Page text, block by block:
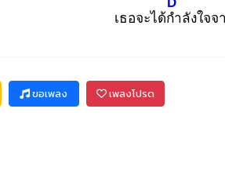
เธอจะได้กำลังใจจ
ขอเพลง เพลงโปรด